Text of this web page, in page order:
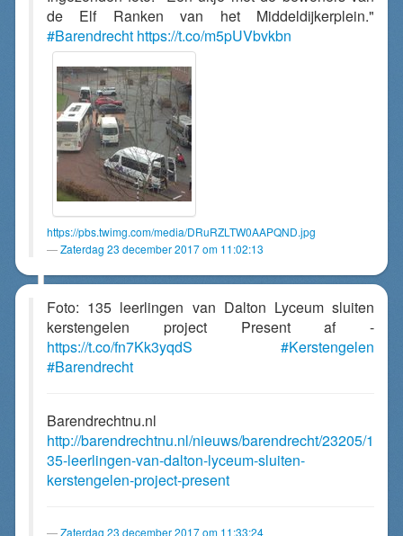
de Elf Ranken van het Middeldijkerplein."
#Barendrecht https://t.co/m5pUVbvkbn
https://pbs.twimg.com/media/DRuRZLTW0AAPQND.jpg
Zaterdag 23 december 2017 om 11:02:13
Foto: 135 leerlingen van Dalton Lyceum sluiten
kerstengelen project Present af -
https://t.co/fn7Kk3yqdS
#Kerstengelen
#Barendrecht
Barendrechtnu.nl
http://barendrechtnu.nl/nieuws/barendrecht/23205/1
35-leerlingen-van-dalton-lyceum-sluiten-
kerstengelen-project-present
Zaterdag 23 december 2017 om 11:33:24